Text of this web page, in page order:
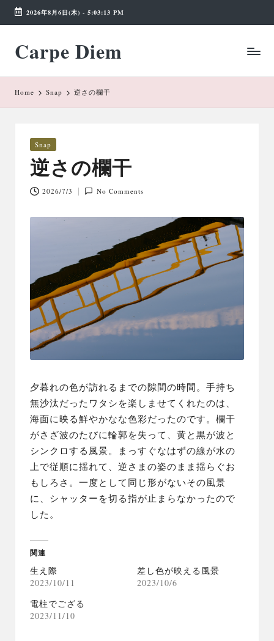
Skip
content
2026年8月6日(木) - 5:03:14 PM
Carpe Diem
Weekend
Wonderland
Home Snap 逆さの欄干
Posted
Snap
逆さの欄干
2026/7/3 No Comments
夕暮れの色が訪れるまでの隙間の時間。手持ち
無沙汰だったワタシを楽しませてくれたのは、
海面に映る鮮やかなな色彩だったのです。欄干
がさざ波のたびに輪郭を失って、黄と黒が波と
シンクロする風景。まっすぐなはずの線が水の
上で従順に揺れて、逆さまの姿のまま揺らぐお
もしろさ。一度として同じ形がないその風景
に、シャッターを切る指が止まらなかったので
した。
関連
生え際
2023/10/11
差し色が映える風景
2023/10/6
電柱でござる
2023/11/10